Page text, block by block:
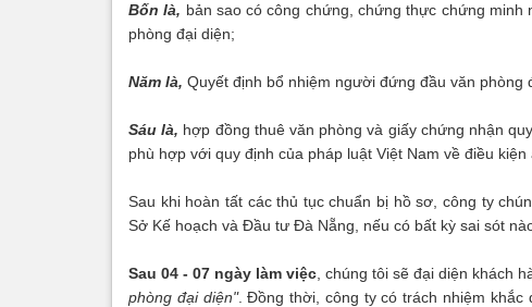
Bốn là, bản sao có công chứng, chứng thực chứng
phòng đại diện;
Năm là, Quyết định bổ nhiệm người đứng đầu văn phòng
Sáu là, hợp đồng thuê văn phòng và giấy chứng nhận
phù hợp với quy định của pháp luật Việt Nam về điều
Sau khi hoàn tất các thủ tục chuẩn bị hồ sơ, công ty
Sở Kế hoạch và Đầu tư Đà Nẵng, nếu có bất kỳ sai sót
Sau 04 - 07 ngày làm việc , chúng tôi sẽ đại diện khách
phòng đại diện". Đồng thời, công ty có trách nhiệm khắc